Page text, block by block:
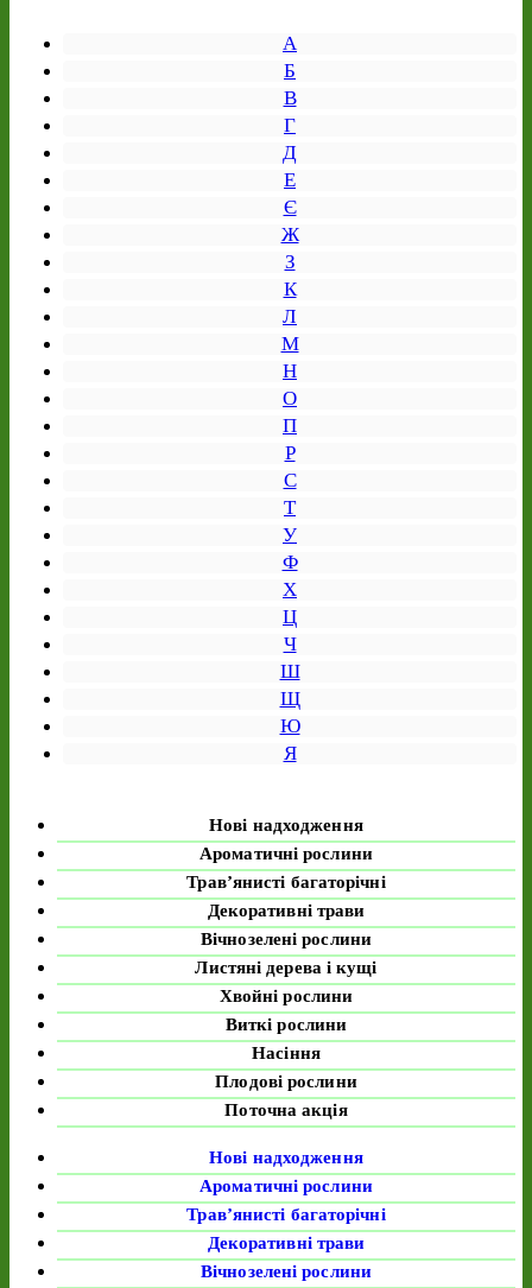
А
Б
В
Г
Д
Е
Є
Ж
З
К
Л
М
Н
О
П
Р
С
Т
У
Ф
Х
Ц
Ч
Ш
Щ
Ю
Я
Нові надходження
Ароматичні рослини
Трав’янисті багаторічні
Декоративні трави
Вічнозелені рослини
Листяні дерева і кущі
Хвойні рослини
Виткі рослини
Насіння
Плодові рослини
Поточна акція
Нові надходження
Ароматичні рослини
Трав’янисті багаторічні
Декоративні трави
Вічнозелені рослини